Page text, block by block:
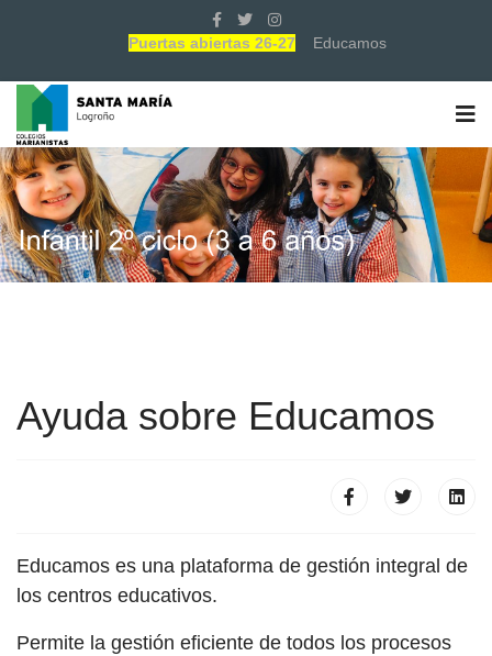
Puertas abiertas 26-27 Educamos
Ayuda sobre Educamos
Educamos es una plataforma de gestión integral de
los centros educativos.
Permite la gestión eficiente de todos los procesos